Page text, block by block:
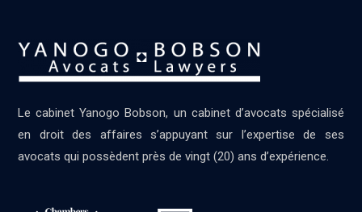
Le cabinet Yanogo Bobson, un cabinet d’avocats spécialisé
en droit des affaires s’appuyant sur l’expertise de ses
avocats qui possèdent près de vingt (20) ans d’expérience.